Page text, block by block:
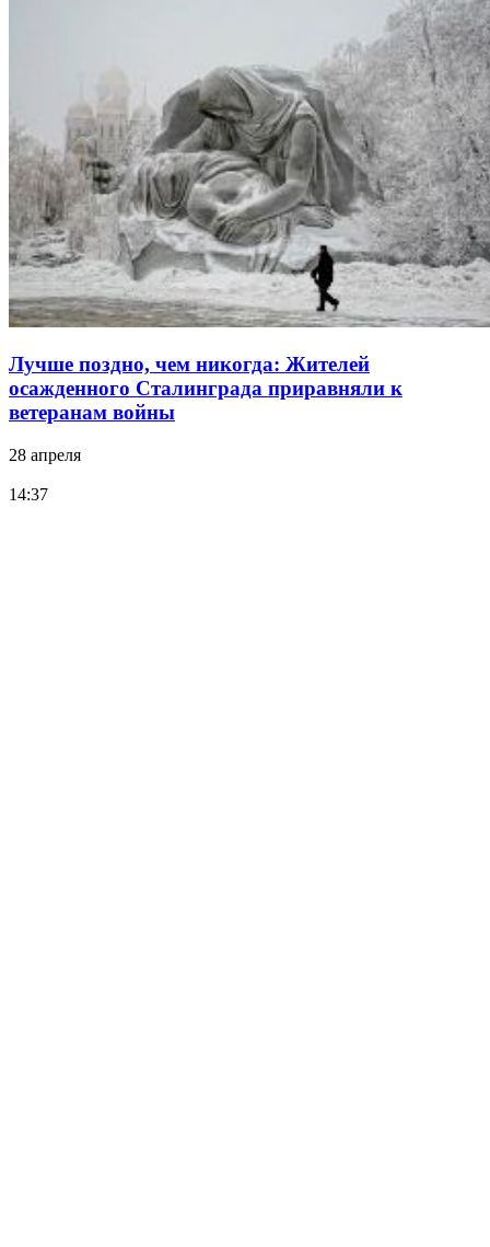
Лучше поздно, чем никогда: Жителей
осажденного Сталинграда приравняли к
ветеранам войны
28 апреля
14:37